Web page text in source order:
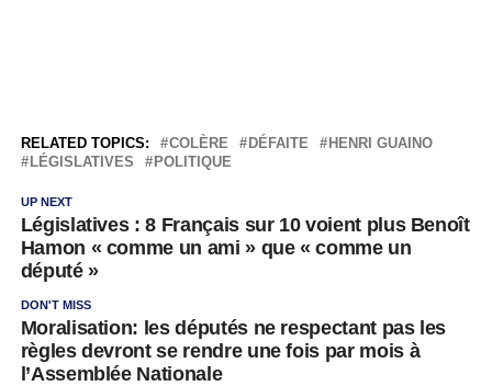
RELATED TOPICS: COLÈRE DÉFAITE
HENRI GUAINO
LÉGISLATIVES
POLITIQUE
UP NEXT
Législatives : 8 Français sur 10 voient plus Benoît
Hamon « comme un ami » que « comme un
député »
DON'T MISS
Moralisation: les députés ne respectant pas les
règles devront se rendre une fois par mois à
l’Assemblée Nationale